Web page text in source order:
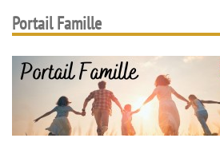
Portail Famille